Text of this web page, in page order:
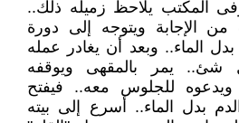
المكتب يلاحظ زميله ذلك..
من الإجابة ويتوجه إلى دورة
بدل الماء.. وبعد أن يغادر عمله
يمر بالمقهى ويوقفه
ويدعوه للجلوس معه.. فيفتح
بدل الماء.. أسرع إلى بيته